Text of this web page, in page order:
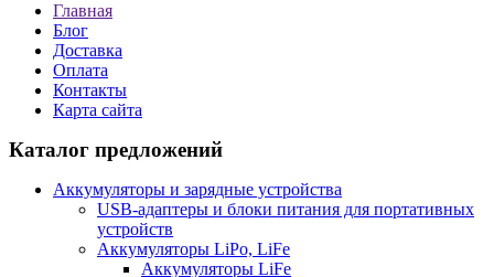
Главная
Блог
Доставка
Оплата
Контакты
Карта сайта
Каталог предложений
Аккумуляторы и зарядные устройства
USB-адаптеры и блоки питания для портативных
устройств
Аккумуляторы LiPo, LiFe
Аккумуляторы LiFe